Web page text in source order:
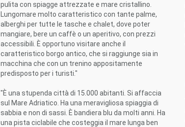
pulita con spiagge attrezzate e mare cristallino.
Lungomare molto caratteristico con tante palme,
alberghi per tutte le tasche e chalet, dove poter
mangiare, bere un caffè o un aperitivo, con prezzi
accessibili. È opportuno visitare anche il
caratteristico borgo antico, che si raggiunge sia in
macchina che con un trenino appositamente
predisposto per i turisti."
"È una stupenda città di 15.000 abitanti. Si affaccia
sul Mare Adriatico. Ha una meravigliosa spiaggia di
sabbia e non di sassi. È bandiera blu da molti anni. Ha
una pista ciclabile che costeggia il mare lunga ben